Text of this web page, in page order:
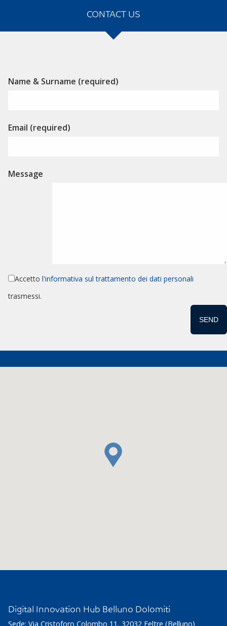
CONTACT US
Name & Surname (required)
Email (required)
Message
Accetto l'informativa sul trattamento dei dati personali
trasmessi.
Alternative:
Digital Innovation Hub Belluno Dolomiti
Sede: Via Cristoforo Colombo 11, 32032 Feltre (Belluno)